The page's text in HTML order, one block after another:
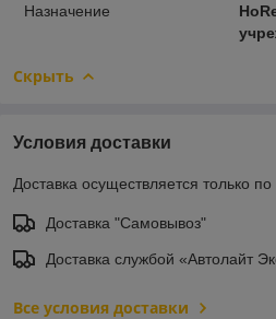
Назначение
Скрыть
Условия доставки
Доставка осуществляется только по
Доставка "Самовывоз"
Доставка службой «Автолайт
Все условия доставки